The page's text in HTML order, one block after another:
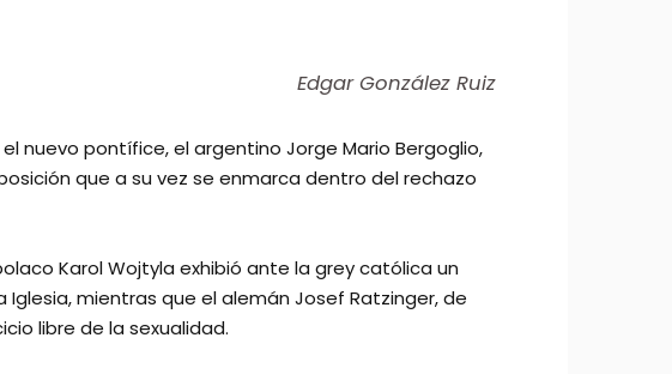
Edgar González Ruiz
nuevo pontífice, el argentino Jorge Mario Bergoglio,
que a su vez se enmarca dentro del rechazo
Karol Wojtyla exhibió ante la grey católica un
mientras que el alemán Josef Ratzinger, de
libre de la sexualidad.